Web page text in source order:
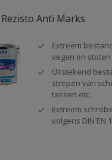
Anti Marks
Extreem
vegen en stoten
Uitstekend
strepen van
tassen etc.
Extreem
volgens DIN EN